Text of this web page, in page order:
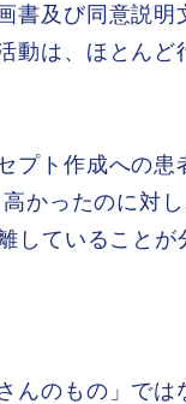
書及び同意説明
動は、ほとんど
プト作成への患
かったのに対
していることが
んのもの」では